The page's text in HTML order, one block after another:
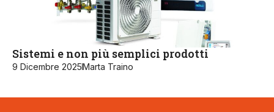
Sistemi e non più semplici prodotti
9 Dicembre 2025Marta Traino